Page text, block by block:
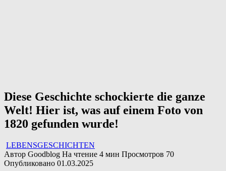
Diese Geschichte schockierte die ganze
Welt! Hier ist, was auf einem Foto von
1820 gefunden wurde!
LEBENSGESCHICHTEN
Автор Goodblog На чтение 4 мин Просмотров 70
Опубликовано 01.03.2025